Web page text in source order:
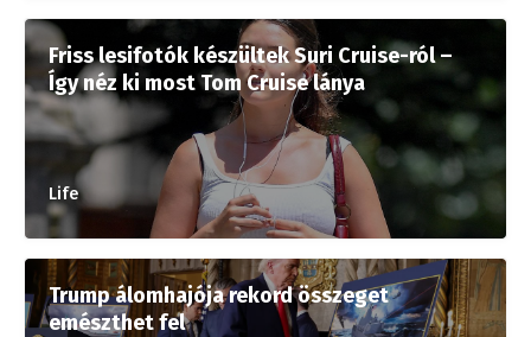
Friss lesifotók készültek Suri Cruise-ról –
Így néz ki most Tom Cruise lánya
Life
Trump álomhajója rekord összeget
emészthet fel